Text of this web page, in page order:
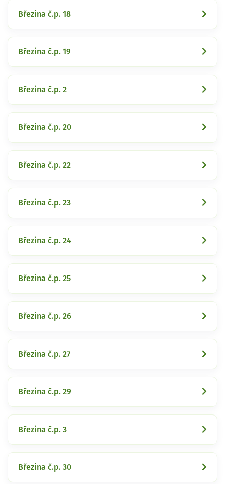
Březina č.p. 18
Březina č.p. 19
Březina č.p. 2
Březina č.p. 20
Březina č.p. 22
Březina č.p. 23
Březina č.p. 24
Březina č.p. 25
Březina č.p. 26
Březina č.p. 27
Březina č.p. 29
Březina č.p. 3
Březina č.p. 30